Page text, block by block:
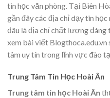
tin học văn phòng. Tại Biên
gần đây các địa chỉ dạy tin
đâu là địa chỉ chất lượng đáng
xem bài viết
tâm uy tín trong lĩnh vực đào
Trung Tâm Tin Học Hoài Ân
Trung tâm tin học Hoài Ân